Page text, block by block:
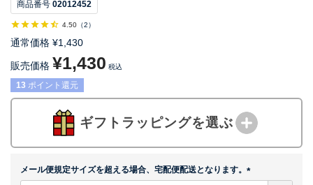
商品番号 02012452
4.50 （2）
通常価格 ¥1,430
販売価格 ¥1,430 税込
13 ポイント還元
ギフトラッピングを選ぶ
メール便規定サイズを超える場合、宅配便配送となります。